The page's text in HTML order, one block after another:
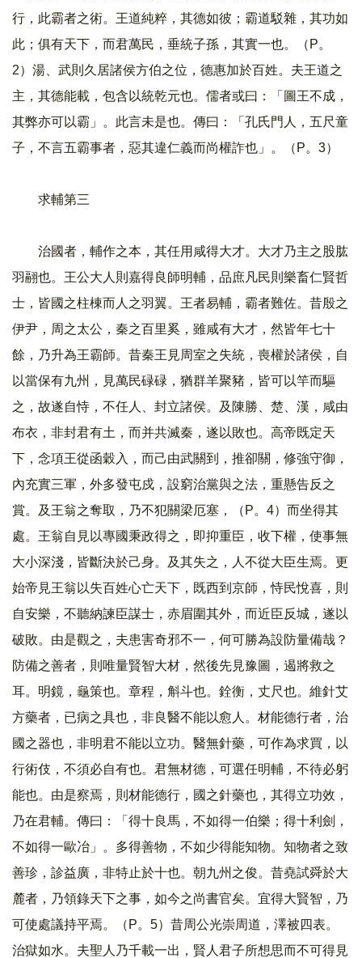
行，此霸者之術。王道純粹，其德如彼；霸道駁雜，其功如
此；俱有天下，而君萬民，垂統子孫，其實一也。（P。
2）湯、武則久居諸侯方伯之位，德惠加於百姓。夫王道之
主，其德能載，包含以統乾元也。儒者或曰：「圖王不成，
其弊亦可以霸」。此言未是也。傳曰：「孔氏門人，五尺童
子，不言五霸事者，惡其違仁義而尚權詐也」。（P。3）
求輔第三
治國者，輔作之本，其任用咸得大才。大才乃主之股肱
羽翮也。王公大人則嘉得良師明輔，品庶凡民則樂畜仁賢哲
士，皆國之柱棟而人之羽翼。王者易輔，霸者難佐。昔殷之
伊尹，周之太公，秦之百里奚，雖咸有大才，然皆年七十
餘，乃升為王霸師。昔秦王見周室之失統，喪權於諸侯，自
以當保有九州，見萬民碌碌，猶群羊聚豬，皆可以竿而驅
之，故遂自恃，不任人、封立諸侯。及陳勝、楚、漢，咸由
布衣，非封君有土，而并共滅秦，遂以敗也。高帝既定天
下，念項王從函穀入，而己由武關到，推卻關，修強守御，
內充實三軍，外多發屯戍，設窮治黨與之法，重懸告反之
賞。及王翁之奪取，乃不犯關梁厄塞，（P。4）而坐得其
處。王翁自見以專國秉政得之，即抑重臣，收下權，使事無
大小深淺，皆斷決於己身。及其失之，人不從大臣生焉。更
始帝見王翁以失百姓心亡天下，既西到京師，恃民悅喜，則
自安樂，不聽納諫臣謀士，赤眉圍其外，而近臣反城，遂以
破敗。由是觀之，夫患害奇邪不一，何可勝為設防量備哉？
防備之善者，則唯量賢智大材，然後先見豫圖，遏將救之
耳。明鏡，龜策也。章程，斛斗也。銓衡，丈尺也。維針艾
方藥者，已病之具也，非良醫不能以愈人。材能德行者，治
國之器也，非明君不能以立功。醫無針藥，可作為求買，以
行術伎，不須必自有也。君無材德，可選任明輔，不待必躬
能也。由是察焉，則材能德行，國之針藥也，其得立功效，
乃在君輔。傳曰：「得十良馬，不如得一伯樂；得十利劍，
不如得一歐冶」。多得善物，不如少得能知物。知物者之致
善珍，診益廣，非特止於十也。朝九州之俊。昔堯試舜於大
麓者，乃領錄天下之事，如今之尚書官矣。宜得大賢智，乃
可使處議持平焉。（P。5）昔周公光崇周道，澤被四表。
治獄如水。夫聖人乃千載一出，賢人君子所想思而不可得見